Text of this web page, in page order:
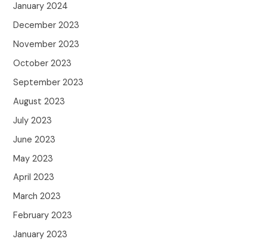
January 2024
December 2023
November 2023
October 2023
September 2023
August 2023
July 2023
June 2023
May 2023
April 2023
March 2023
February 2023
January 2023